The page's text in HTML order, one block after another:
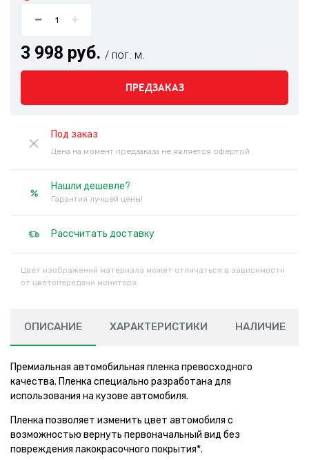
3 998 руб. / пог. м.
ПРЕДЗАКАЗ
Под заказ
Цена на момент предзаказа не является офертой
Нашли дешевле?
Гарантия лучшей цены!
Рассчитать доставку
Цвет изображений материала может отличаться в зависимости
от цветопередачи монитора.
ОПИСАНИЕ ХАРАКТЕРИСТИКИ НАЛИЧИЕ
Премиальная автомобильная пленка превосходного
качества. Пленка специально разработана для
использования на кузове автомобиля.
Пленка позволяет изменить цвет автомобиля с
возможностью вернуть первоначальный вид без
повреждения лакокрасочного покрытия*.